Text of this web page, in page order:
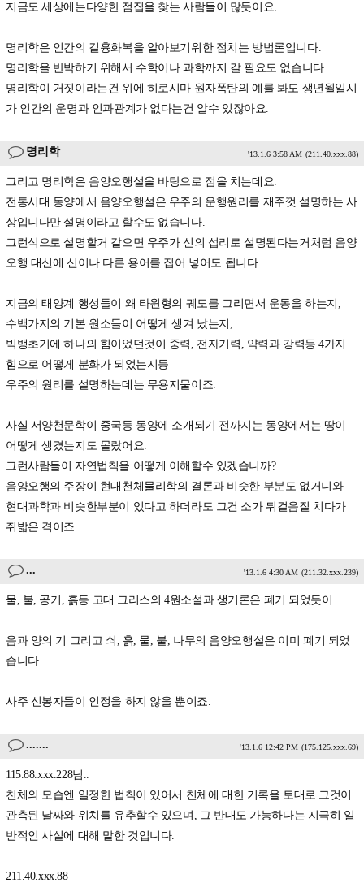
지금도 세상에는다양한 점집을 찾는 사람들이 많듯이요.
명리학은 인간의 길흉화복을 알아보기위한 점치는 방법론입니다.
명리학을 반박하기 위해서 수학이나 과학까지 갈 필요도 없습니다.
명리학이 거짓이라는건 위에 히로시마 원자폭탄의 예를 봐도 생년월일시
가 인간의 운명과 인과관계가 없다는건 알수 있잖아요.
명리학 '13.1.6 3:58 AM (211.40.xxx.88)
그리고 명리학은 음양오행설을 바탕으로 점을 치는데요.
전통시대 동양에서 음양오행설은 우주의 운행원리를 재주껏 설명하는 사
상입니다만 설명이라고 할수도 없습니다.
그런식으로 설명할거 같으면 우주가 신의 섭리로 설명된다는거처럼 음양
오행 대신에 신이나 다른 용어를 집어 넣어도 됩니다.
지금의 태양계 행성들이 왜 타원형의 궤도를 그리면서 운동을 하는지,
수백가지의 기본 원소들이 어떻게 생겨 났는지,
빅뱅초기에 하나의 힘이었던것이 중력, 전자기력, 약력과 강력등 4가지
힘으로 어떻게 분화가 되었는지등
우주의 원리를 설명하는데는 무용지물이죠.
사실 서양천문학이 중국등 동양에 소개되기 전까지는 동양에서는 땅이
어떻게 생겼는지도 몰랐어요.
그런사람들이 자연법칙을 어떻게 이해할수 있겠습니까?
음양오행의 주장이 현대천체물리학의 결론과 비슷한 부분도 없거니와
현대과학과 비슷한부분이 있다고 하더라도 그건 소가 뒤걸음질 치다가
쥐밟은 격이죠.
... '13.1.6 4:30 AM (211.32.xxx.239)
물, 불, 공기, 흙등 고대 그리스의 4원소설과 생기론은 폐기 되었듯이
음과 양의 기 그리고 쇠, 흙, 물, 불, 나무의 음양오행설은 이미 폐기 되었
습니다.
사주 신봉자들이 인정을 하지 않을 뿐이죠.
....... '13.1.6 12:42 PM (175.125.xxx.69)
115.88.xxx.228님..
천체의 모습엔 일정한 법칙이 있어서 천체에 대한 기록을 토대로 그것이
관측된 날짜와 위치를 유추할수 있으며, 그 반대도 가능하다는 지극히 일
반적인 사실에 대해 말한 것입니다.
211.40.xxx.88